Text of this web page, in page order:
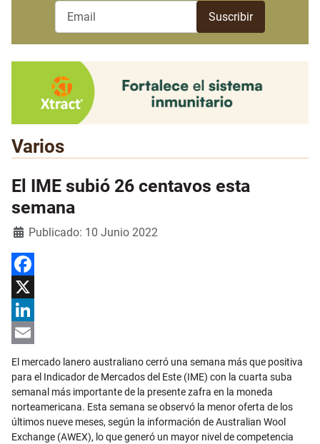
Varios
El IME subió 26 centavos esta
semana
Detalles
Publicado: 10 Junio 2022
Facebook
X
LinkedIn
Email
El mercado lanero australiano cerró una semana más que positiva
para el Indicador de Mercados del Este (IME) con la cuarta suba
semanal más importante de la presente zafra en la moneda
norteamericana. Esta semana se observó la menor oferta de los
últimos nueve meses, según la información de Australian Wool
Exchange (AWEX), lo que generó un mayor nivel de competencia